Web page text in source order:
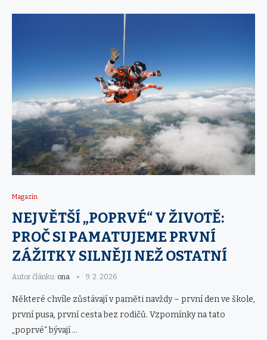
Magazín
NEJVĚTŠÍ „POPRVÉ“ V ŽIVOTĚ:
PROČ SI PAMATUJEME PRVNÍ
ZÁŽITKY SILNĚJI NEŽ OSTATNÍ
Autor článku: ona 9. 2. 2026
Některé chvíle zůstávají v paměti navždy – první den ve škole,
první pusa, první cesta bez rodičů. Vzpomínky na tato
„poprvé“ bývají …